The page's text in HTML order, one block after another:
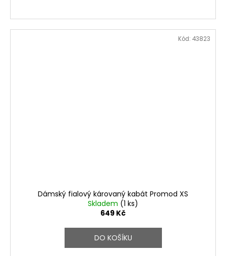
Dámský fialový károvaný kabát Promod XS
Skladem (1 ks)
649 Kč
DO KOŠÍKU
Kód: 43823